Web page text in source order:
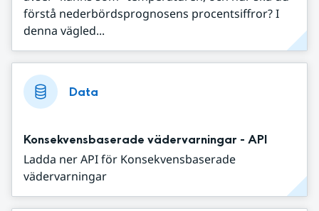
förstå nederbördsprognosens procentsiffror? I
denna vägled...
Data
Konsekvensbaserade vädervarningar - API
Ladda ner API för Konsekvensbaserade
vädervarningar